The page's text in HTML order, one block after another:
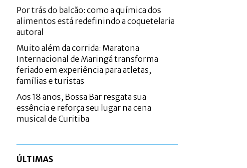
Por trás do balcão: como a química dos
alimentos está redefinindo a coquetelaria
autoral
Muito além da corrida: Maratona
Internacional de Maringá transforma
feriado em experiência para atletas,
famílias e turistas
Aos 18 anos, Bossa Bar resgata sua
essência e reforça seu lugar na cena
musical de Curitiba
ÚLTIMAS